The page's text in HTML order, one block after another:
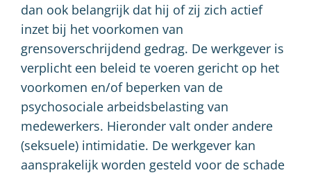
dan ook belangrijk dat hij of zij zich actief
inzet bij het voorkomen van
grensoverschrijdend gedrag. De werkgever is
verplicht een beleid te voeren gericht op het
voorkomen en/of beperken van de
psychosociale arbeidsbelasting van
medewerkers. Hieronder valt onder andere
(seksuele) intimidatie. De werkgever kan
aansprakelijk worden gesteld voor de schade